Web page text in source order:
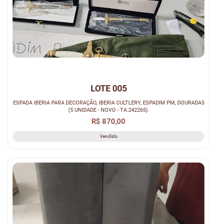
LOTE 005
ESPADA IBERIA PARA DECORAÇÃO, IBERIA CULTLERY, ESPADIM PM, DOURADA5
(5 UNIDADE - NOVO - TA.242265).
R$ 870,00
Vendido